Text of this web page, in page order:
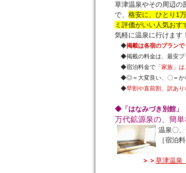
草津温泉やその周辺の
で、 格安に、ひとり1
ミ評価がいい人気おす
気軽に温泉に行けます
◆掲載は各宿のプランで
◆掲載の料金は、最安プ
◆宿泊料金で 「家族」
◆◎＝大変良い、〇＝か
◆早割や直前割、訳あり
◆「はなみづき別館」
万代鉱源泉の、簡
温泉〇
［宿泊
＞＞草津温泉